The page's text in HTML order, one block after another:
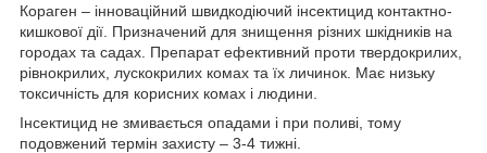
Кораген – інноваційний швидкодіючий інсектицид контактно-
кишкової дії. Призначений для знищення різних шкідників на
городах та садах. Препарат ефективний проти твердокрилих,
рівнокрилих, лускокрилих комах та їх личинок. Має низьку
токсичність для корисних комах і людини.
Інсектицид не змивається опадами і при поливі, тому
подовжений термін захисту – 3-4 тижні.